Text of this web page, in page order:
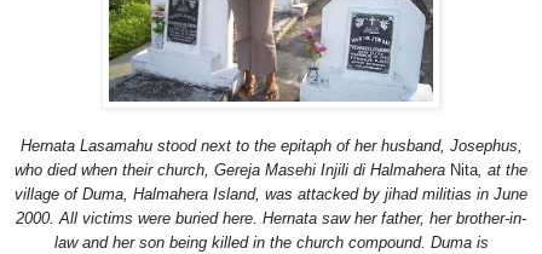
Hernata Lasamahu stood next to the epitaph of her husband, Josephus,
who died when their church, Gereja Masehi Injili di Halmahera Nita, at the
village of Duma, Halmahera Island, was attacked by jihad militias in June
2000. All victims were buried here. Hernata saw her father, her brother-in-
law and her son being killed in the church compound. Duma is